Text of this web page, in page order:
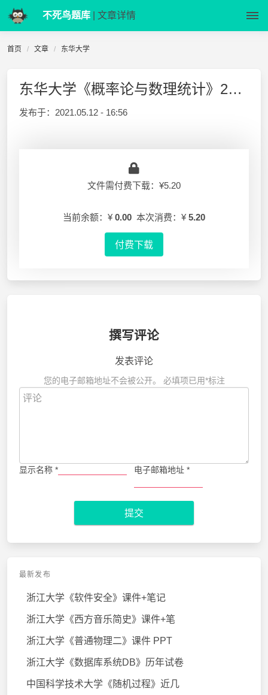
不死鸟题库 | 文章详情
首页 文章 东华大学
东华大学《概率论与数理统计》2018-2019-1 期末试卷A答案
发布于： 2021.05.12 - 16:56
文件需付费下载：¥5.20
当前余额：¥ 0.00 本次消费：¥ 5.20
付费下载
撰写评论
发表评论
您的电子邮箱地址不会被公开。 必填项已用*标注
显示名称 * 电子邮箱地址 *
提交
最新发布
浙江大学《软件安全》课件+笔记
浙江大学《西方音乐简史》课件+笔
浙江大学《普通物理二》课件 PPT
浙江大学《数据库系统DB》历年试卷
中国科学技术大学《随机过程》近几